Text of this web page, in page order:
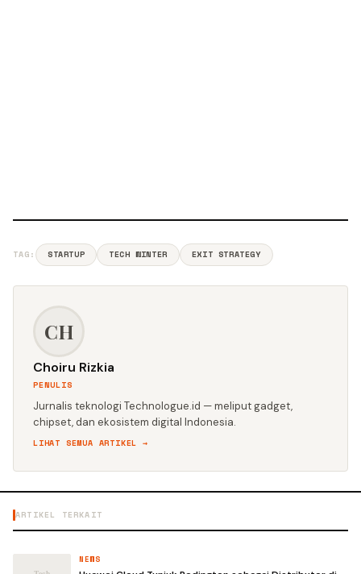
TAG: STARTUP TECH WINTER EXIT STRATEGY
CH
Choiru Rizkia
PENULIS
Jurnalis teknologi Technologue.id — meliput gadget,
chipset, dan ekosistem digital Indonesia.
LIHAT SEMUA ARTIKEL →
ARTIKEL TERKAIT
NEWS